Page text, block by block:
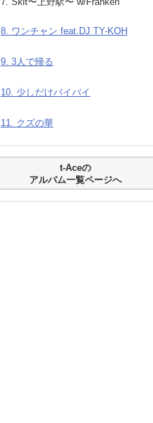
8. ワンチャン feat.DJ TY-KOH
9. 3人で帰る
10. 少しだけバイバイ
11. クズの華
t-Aceの
アルバム一覧ページへ